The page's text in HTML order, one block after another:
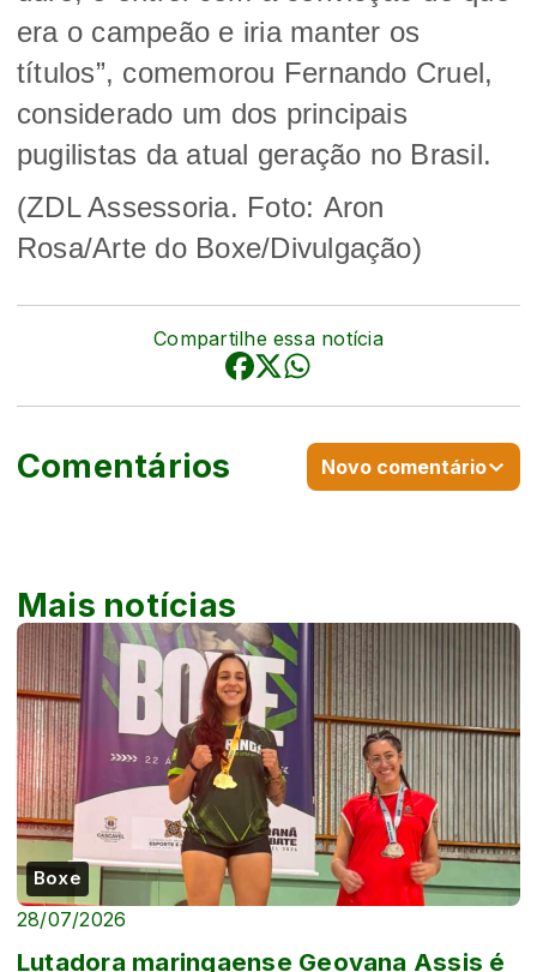
era o campeão e iria manter os
títulos”, comemorou Fernando Cruel,
considerado um dos principais
pugilistas da atual geração no Brasil.
(ZDL Assessoria. Foto: Aron
Rosa/Arte do Boxe/Divulgação)
Compartilhe essa notícia
Comentários Novo comentário
Mais notícias
Boxe
28/07/2026
Lutadora maringaense Geovana Assis é